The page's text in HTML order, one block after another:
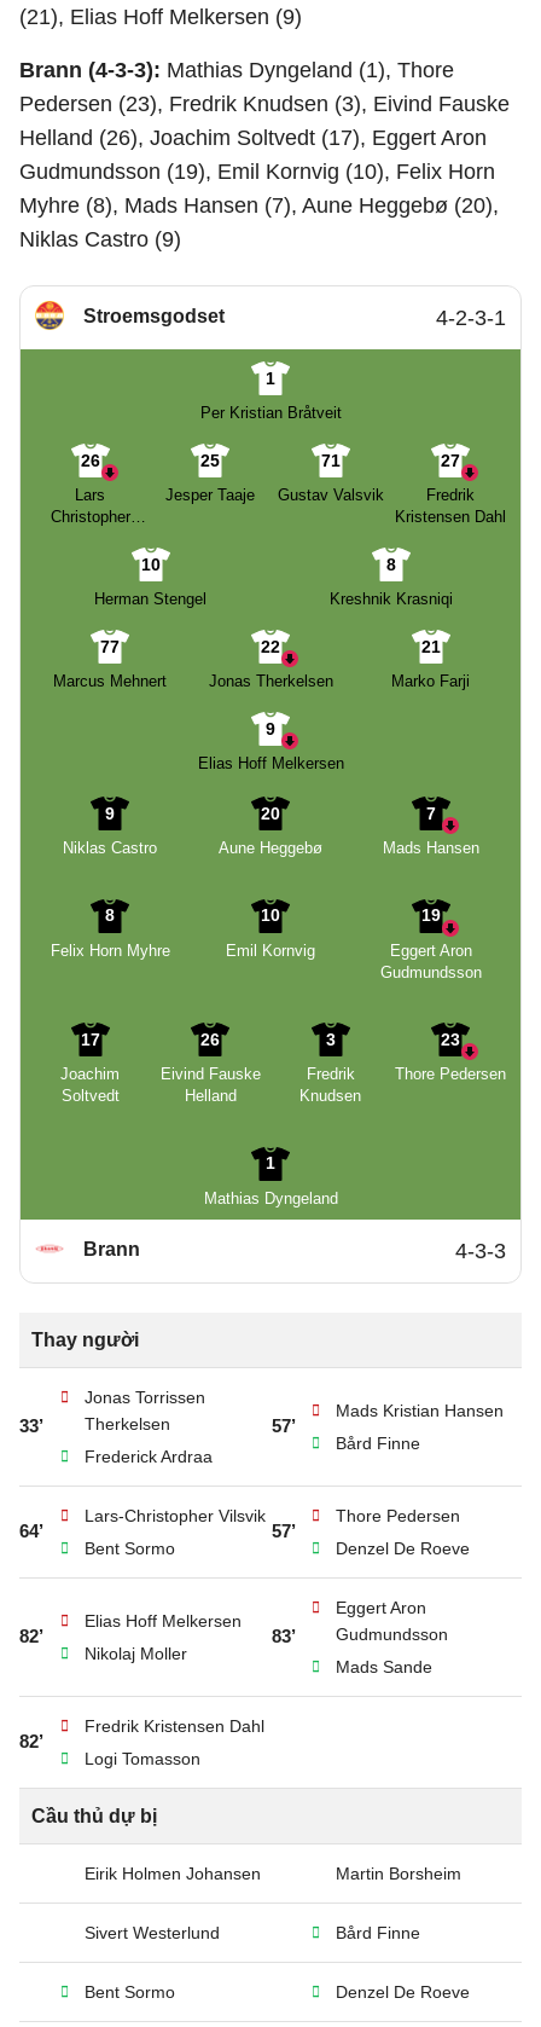
(21), Elias Hoff Melkersen (9)
Brann (4-3-3): Mathias Dyngeland (1), Thore
Pedersen (23), Fredrik Knudsen (3), Eivind Fauske
Helland (26), Joachim Soltvedt (17), Eggert Aron
Gudmundsson (19), Emil Kornvig (10), Felix Horn
Myhre (8), Mads Hansen (7), Aune Heggebø (20),
Niklas Castro (9)
Stroemsgodset 4-2-3-1
1
Per Kristian Bråtveit
26
Lars
Christopher
25
Jesper Taaje
71
Gustav Valsvik
27
Fredrik
Kristensen Dahl
10
Herman Stengel
8
Kreshnik Krasniqi
77
Marcus Mehnert
22
Jonas Therkelsen
21
Marko Farji
9
Elias Hoff Melkersen
9
Niklas Castro
20
Aune Heggebø
7
Mads Hansen
8
Felix Horn Myhre
10
Emil Kornvig
19
Eggert Aron
Gudmundsson
17
Joachim
Soltvedt
26
Eivind Fauske
Helland
3
Fredrik
Knudsen
23
Thore Pedersen
1
Mathias Dyngeland
Brann 4-3-3
Thay người
33’
Jonas Torrissen
Therkelsen
Frederick Ardraa
57’
Mads Kristian Hansen
Bård Finne
64’
Lars-Christopher Vilsvik
Bent Sormo
57’
Thore Pedersen
Denzel De Roeve
82’
Elias Hoff Melkersen
Nikolaj Moller
83’
Eggert Aron
Gudmundsson
Mads Sande
82’
Fredrik Kristensen Dahl
Logi Tomasson
Cầu thủ dự bị
Eirik Holmen Johansen Martin Borsheim
Sivert Westerlund Bård Finne
Bent Sormo Denzel De Roeve